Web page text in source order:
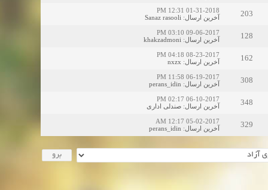
203
01-31-2018 12:31 PM
آخرین ارسال:
Sanaz rasooli
128
09-06-2017 03:10 PM
آخرین ارسال:
khakzadmoni
162
08-23-2017 04:18 PM
آخرین ارسال:
nxzx
308
06-19-2017 11:58 PM
آخرین ارسال:
perans_idin
348
06-10-2017 02:17 PM
آخرین ارسال:صندلی اداری
329
05-02-2017 12:17 AM
آخرین ارسال:
perans_idin